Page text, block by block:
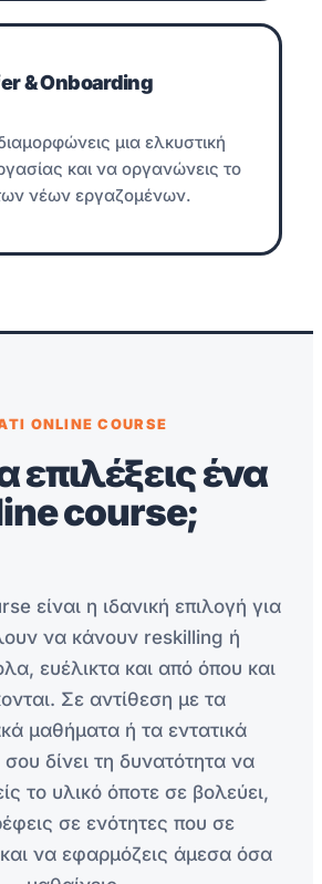
& Onboarding
μια ελκυστική
και να οργανώνεις το
νέων εργαζομένων.
ONLINE COURSE
επιλέξεις ένα
course;
είναι η ιδανική επιλογή για
να κάνουν reskilling ή
ευέλικτα και από όπου και
Σε αντίθεση με τα
μαθήματα ή τα εντατικά
δίνει τη δυνατότητα να
το υλικό όποτε σε βολεύει,
σε ενότητες που σε
να εφαρμόζεις άμεσα όσα